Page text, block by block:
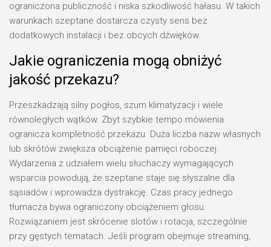
ograniczona publiczność i niska szkodliwość hałasu. W takich
warunkach szeptane dostarcza czysty sens bez
dodatkowych instalacji i bez obcych dźwięków.
Jakie ograniczenia mogą obniżyć
jakość przekazu?
Przeszkadzają silny pogłos, szum klimatyzacji i wiele
równoległych wątków. Zbyt szybkie tempo mówienia
ogranicza kompletność przekazu. Duża liczba nazw własnych
lub skrótów zwiększa obciążenie pamięci roboczej.
Wydarzenia z udziałem wielu słuchaczy wymagających
wsparcia powodują, że szeptane staje się słyszalne dla
sąsiadów i wprowadza dystrakcję. Czas pracy jednego
tłumacza bywa ograniczony obciążeniem głosu.
Rozwiązaniem jest skrócenie slotów i rotacja, szczególnie
przy gęstych tematach. Jeśli program obejmuje streaming,